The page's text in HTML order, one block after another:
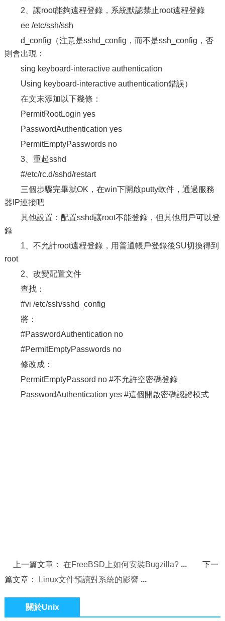
2、讓root能夠遠程登錄，系統默認禁止root遠程登錄
ee /etc/ssh/ssh
d_config（注意是sshd_config，而不是ssh_config，否
則會出現：
sing keyboard-interactive authentication
Using keyboard-interactive authentication錯誤）
在文末添加以下幾條：
PermitRootLogin yes
PasswordAuthentication yes
PermitEmptyPasswords no
3、重起sshd
#/etc/rc.d/sshd/restart
三個步驟完畢就OK，在win下開啟putty軟件，通過服務
器IP連接吧
其他設置：配置sshd讓root不能登錄，但其他用戶可以登
錄
1、不允計root遠程登錄，用普通帳戶登錄後SU切換得到
root
2、改變配置文件
查找：
#vi /etc/ssh/sshd_config
將：
#PasswordAuthentication no
#PermitEmptyPasswords no
修改成：
PermitEmptyPassord no #不允許空密碼登錄
PasswordAuthentication yes #這個開啟密碼認證模式
上一篇文章：在FreeBSD上如何安裝Bugzilla?
下一
篇文章：
Linux文件預讀對系統的影響
關於Unix